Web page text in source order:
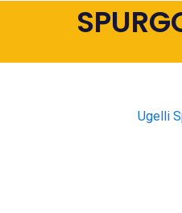
Ugelli